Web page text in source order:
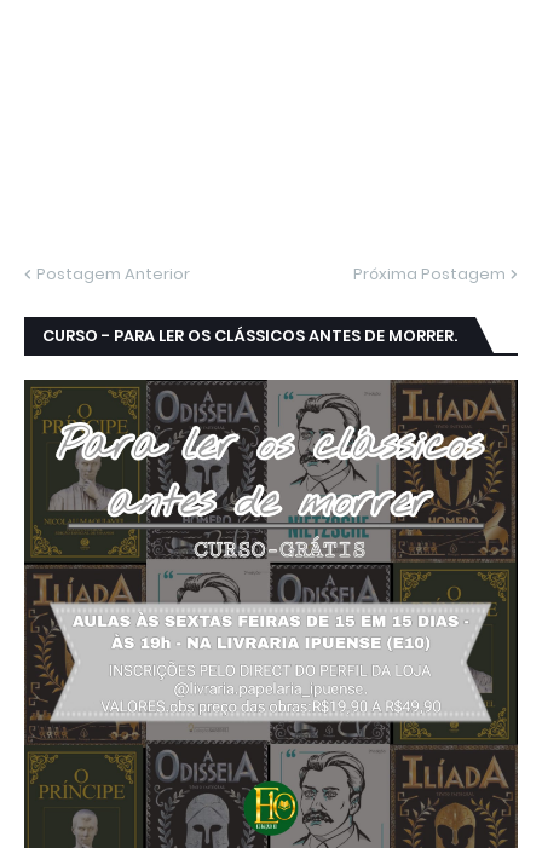
Postagem Anterior Próxima Postagem
CURSO - PARA LER OS CLÁSSICOS ANTES DE MORRER.